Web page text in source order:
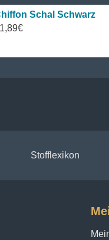
Schal Schwarz
Stofflexikon